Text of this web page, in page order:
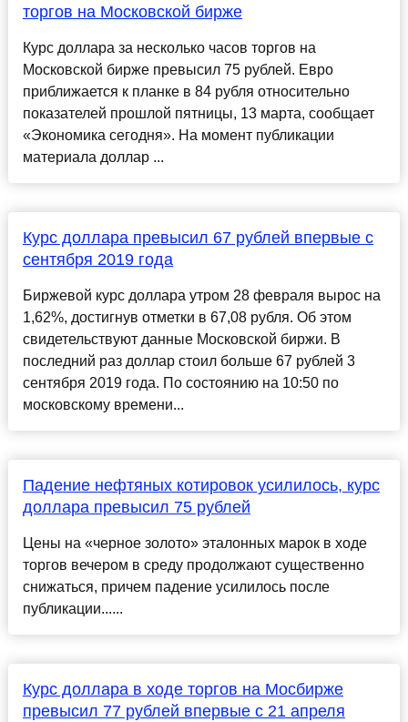
торгов на Московской бирже
Курс доллара за несколько часов торгов на
Московской бирже превысил 75 рублей. Евро
приближается к планке в 84 рубля относительно
показателей прошлой пятницы, 13 марта, сообщает
«Экономика сегодня». На момент публикации
материала доллар ...
Курс доллара превысил 67 рублей впервые с
сентября 2019 года
Биржевой курс доллара утром 28 февраля вырос на
1,62%, достигнув отметки в 67,08 рубля. Об этом
свидетельствуют данные Московской биржи. В
последний раз доллар стоил больше 67 рублей 3
сентября 2019 года. По состоянию на 10:50 по
московскому времени...
Падение нефтяных котировок усилилось, курс
доллара превысил 75 рублей
Цены на «черное золото» эталонных марок в ходе
торгов вечером в среду продолжают существенно
снижаться, причем падение усилилось после
публикации......
Курс доллара в ходе торгов на Мосбирже
превысил 77 рублей впервые с 21 апреля